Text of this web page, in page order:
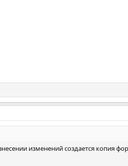
изменений создается копия